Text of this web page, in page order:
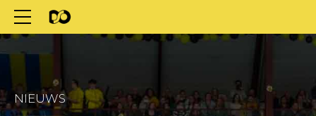
NIEUWS